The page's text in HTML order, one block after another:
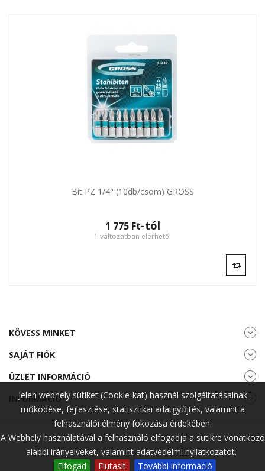
Bit PZ 1/4" (10db/csom) GROSS
1 775 Ft‎-tól
1 változatban elérhető.
KÖVESS MINKET
SAJÁT FIÓK
ÜZLET INFORMÁCIÓ
INFORMÁCIÓ
Jelen webhely sütiket (Cookie-kat) használ szolgáltatásainak
működése, fejlesztése, statisztikai adatgyűjtés, valamint a
felhasználói élmény fokozása érdekében.
A Webhely használatával a felhasználó elfogadja a sütikre vonatkozó
alábbi irányelveket, valamint adatvédelmi nyilatkozatot.
Elfogad
Elutasít További információ